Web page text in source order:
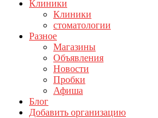
Клиники
Клиники
стоматологии
Разное
Магазины
Объявления
Новости
Пробки
Афиша
Блог
Добавить организацию